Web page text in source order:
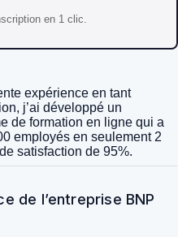
en 1 clic.
expérience en tant
j’ai développé un
de formation en ligne qui a
employés en seulement 2
satisfaction de 95%.
de l’entreprise BNP